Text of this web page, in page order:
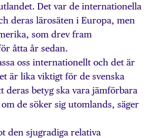
Det var de internationella
deras lärosäten i Europa, men
som drev fram
åtta år sedan.
oss internationellt och det är
är lika viktigt för de svenska
deras betyg ska vara jämförbara
de söker sig utomlands, säger
den sjugradiga relativa